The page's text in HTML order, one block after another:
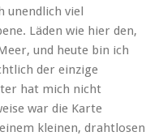
unendlich viel
Läden wie hier den,
und heute bin ich
der einzige
hat mich nicht
war die Karte
kleinen, drahtlosen